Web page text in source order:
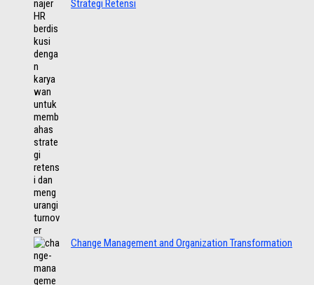
Strategi Retensi
Change Management and Organization Transformation